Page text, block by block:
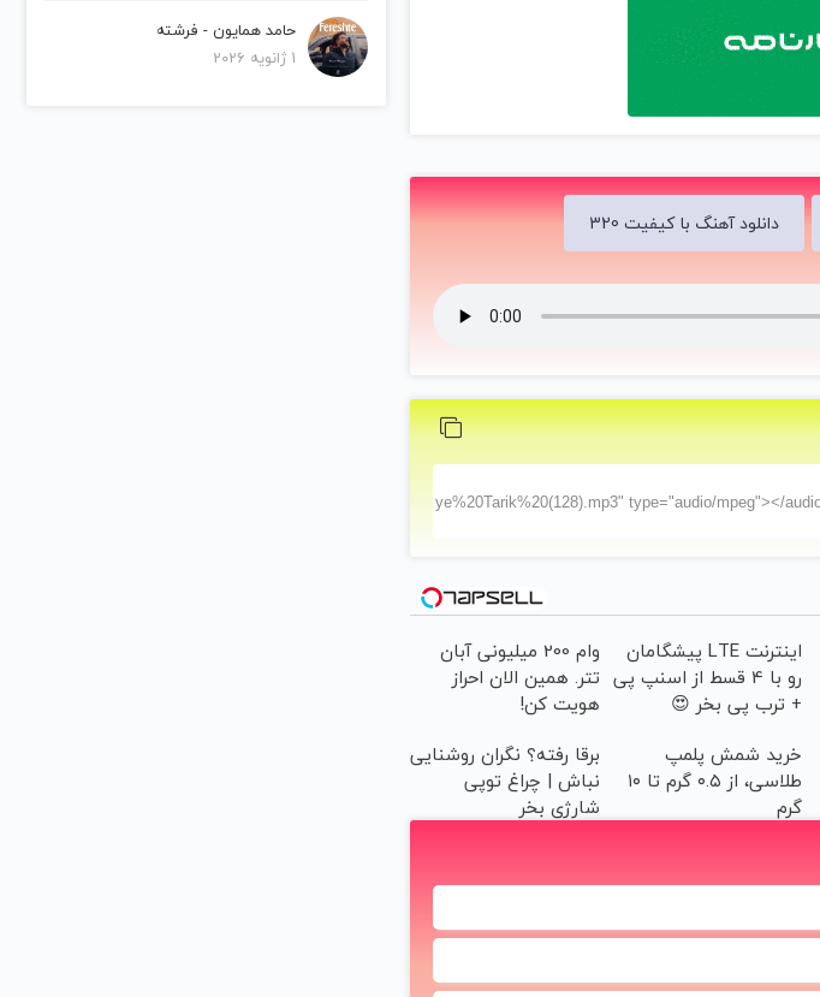
دانلود آهنگ با کیفیت 320
اینترنت LTE پیشگامان
رو با 4 قسط از اسنپ پی
+ ترب پی بخر 😍
وام 200 میلیونی آبان
تتر. همین الان احراز
هویت کن!
خرید شمش پلمپ
طلاسی، از ۰.۵ گرم تا ۱۰
گرم
برقا رفته؟ نگران روشنایی
نباش | چراغ توپی
شارژی بخر
حامد همایون - فرشته
1 ژانویه 2026